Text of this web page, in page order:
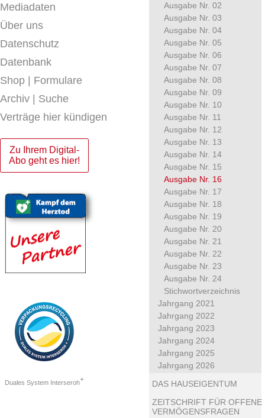
Mediadaten
Über uns
Datenschutz
Datenbank
Shop | Formulare
Archiv | Suche
Verträge hier kündigen
Zu Ihrem Digital-
Abo geht es hier!
Duales System Interseroh+
Ausgabe Nr. 02
Ausgabe Nr. 03
Ausgabe Nr. 04
Ausgabe Nr. 05
Ausgabe Nr. 06
Ausgabe Nr. 07
Ausgabe Nr. 08
Ausgabe Nr. 09
Ausgabe Nr. 10
Ausgabe Nr. 11
Ausgabe Nr. 12
Ausgabe Nr. 13
Ausgabe Nr. 14
Ausgabe Nr. 15
Ausgabe Nr. 16
Ausgabe Nr. 17
Ausgabe Nr. 18
Ausgabe Nr. 19
Ausgabe Nr. 20
Ausgabe Nr. 21
Ausgabe Nr. 22
Ausgabe Nr. 23
Ausgabe Nr. 24
Stichwortverzeichnis
Jahrgang 2021
Jahrgang 2022
Jahrgang 2023
Jahrgang 2024
Jahrgang 2025
Jahrgang 2026
DAS HAUSEIGENTUM
ZEITSCHRIFT FÜR OFFENE
VERMÖGENSFRAGEN